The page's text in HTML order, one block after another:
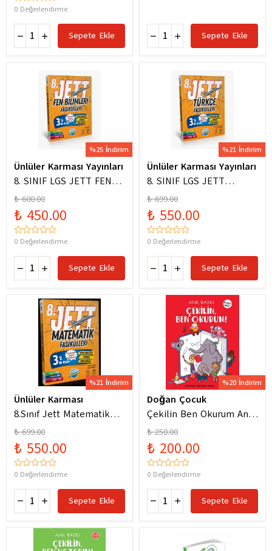
0 Değerlendirme
Sepete Ekle Sepete Ekle
%25 İndirim
Ünlüler Karması Yayınları
8. SINIF LGS JETT FEN
BİLİMLERİ FASİKÜLLERİ
₺ 600.00
₺ 450.00
0 Değerlendirme
Sepete Ekle
%21 İndirim
Ünlüler Karması Yayınları
8. SINIF LGS JETT
TÜRKÇE FASİKÜLLERİ
₺ 699.00
₺ 550.00
0 Değerlendirme
Sepete Ekle
%21 İndirim
Ünlüler Karması
8.Sınıf Jett Matematik
Fasiküller Soru Bankası /
Kolektif / Ünlüler
Karması / 9786256529786
₺ 699.00
₺ 550.00
0 Değerlendirme
Sepete Ekle
%20 İndirim
Doğan Çocuk
Çekilin Ben Okurum Anıl
Basılı Eğlenceli
Hikayeler
₺ 250.00
₺ 200.00
0 Değerlendirme
Sepete Ekle